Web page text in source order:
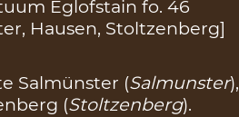
Eglofstain fo. 46
Hausen, Stoltzenberg]
Salmünster (Salmunster),
(Stoltzenberg).